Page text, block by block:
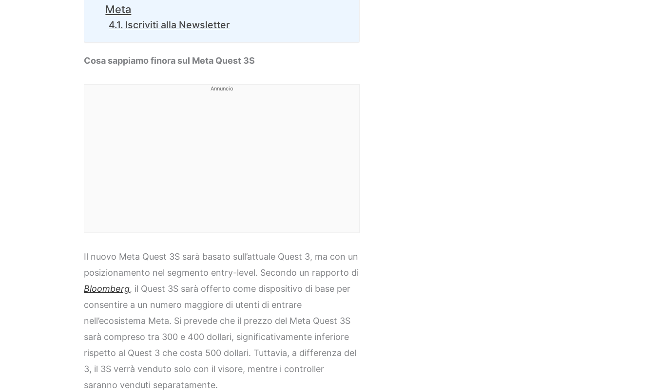
Meta
Iscriviti alla Newsletter
Cosa sappiamo finora sul Meta Quest 3S
Annuncio
Il nuovo Meta Quest 3S sarà basato sull’attuale Quest 3, ma con un
posizionamento nel segmento entry-level. Secondo un rapporto di
Bloomberg, il Quest 3S sarà offerto come dispositivo di base per
consentire a un numero maggiore di utenti di entrare
nell’ecosistema Meta. Si prevede che il prezzo del Meta Quest 3S
sarà compreso tra 300 e 400 dollari, significativamente inferiore
rispetto al Quest 3 che costa 500 dollari. Tuttavia, a differenza del
3, il 3S verrà venduto solo con il visore, mentre i controller
saranno venduti separatamente.